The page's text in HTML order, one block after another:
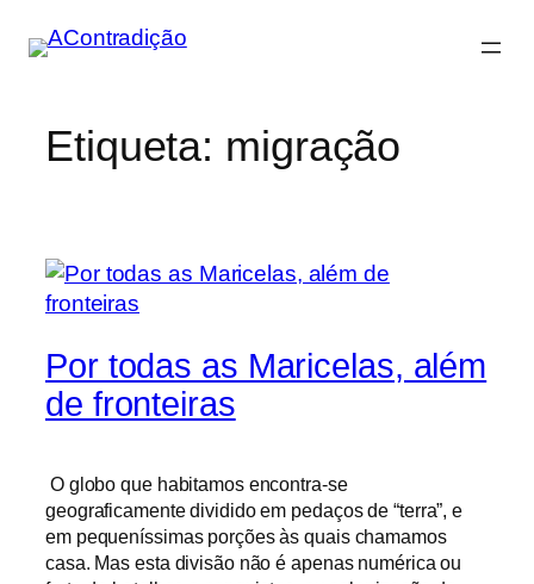
para
Etiqueta: migração
Por todas as Maricelas, além
de fronteiras
O globo que habitamos encontra-se
geograficamente dividido em pedaços de “terra”, e
em pequeníssimas porções às quais chamamos
casa. Mas esta divisão não é apenas numérica ou